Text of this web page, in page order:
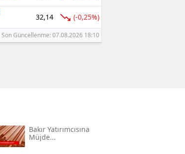
32,14 (-0,25%)
Son Güncellenme: 07.08.2026 18:10
Bakır Yatırımcısına
Müjde...